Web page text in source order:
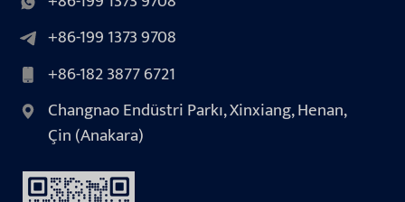
+86-199 1373 9708
+86-182 3877 6721
Changnao Endüstri Parkı, Xinxiang, Henan,
Çin (Anakara)